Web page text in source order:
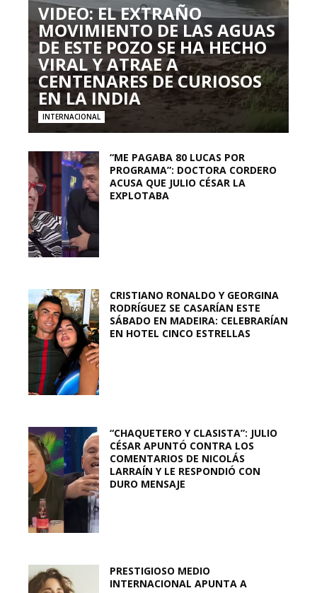
VIDEO: EL EXTRAÑO
MOVIMIENTO DE LAS AGUAS
DE ESTE POZO SE HA HECHO
VIRAL Y ATRAE A
CENTENARES DE CURIOSOS
EN LA INDIA
INTERNACIONAL
“ME PAGABA 80 LUCAS POR
PROGRAMA”: DOCTORA CORDERO
ACUSA QUE JULIO CÉSAR LA
EXPLOTABA
CRISTIANO RONALDO Y GEORGINA
RODRÍGUEZ SE CASARÍAN ESTE
SÁBADO EN MADEIRA: CELEBRARÍAN
EN HOTEL CINCO ESTRELLAS
“CHAQUETERO Y CLASISTA”: JULIO
CÉSAR APUNTÓ CONTRA LOS
COMENTARIOS DE NICOLÁS
LARRAÍN Y LE RESPONDIÓ CON
DURO MENSAJE
PRESTIGIOSO MEDIO
INTERNACIONAL APUNTA A